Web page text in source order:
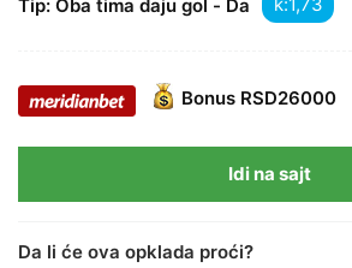
Tip: Oba tima daju gol - Da
Bonus RSD26000
Idi na sajt
Da li će ova opklada proći?